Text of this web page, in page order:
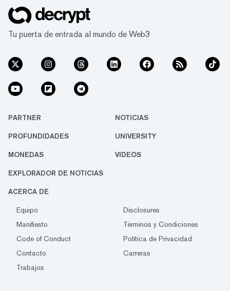
Tu puerta de entrada al mundo de Web3
PARTNER NOTICIAS
PROFUNDIDADES UNIVERSITY
MONEDAS VIDEOS
EXPLORADOR DE NOTICIAS
ACERCA DE
Equipo
Disclosures
Manifiesto
Términos y Condiciones
Code of Conduct
Política de Privacidad
Contacto
Carreras
Trabajos